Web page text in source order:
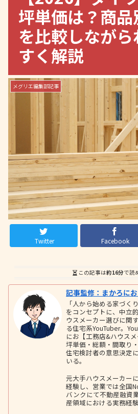
坪単価は？商
を比較しなが
すく解説
メグリエ編集部記事
Twitter Facebook
この記事は約16分で読
記事監修：まかろにお
「人から始める家づく
をコンセプトに、中立
ウスメーカー選びに関
る住宅系YouTuber。
にお【工務店&ハウス
坪単価・総額・間取り
住宅検討者の意思決定
いる。
元大手ハウスメーカー
経験し、営業では全国
バンクにて不動産融資
産領域における実務経